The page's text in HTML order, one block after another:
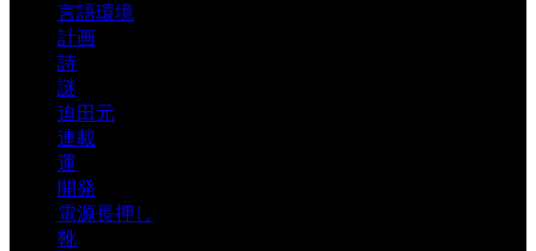
言語環境
計画
詩
謎
迫田元
連載
運
開発
電源長押し
靴